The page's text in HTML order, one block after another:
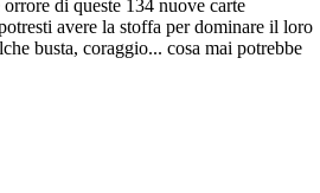
di queste 134 nuove carte
avere la stoffa per dominare il loro
busta, coraggio... cosa mai potrebbe